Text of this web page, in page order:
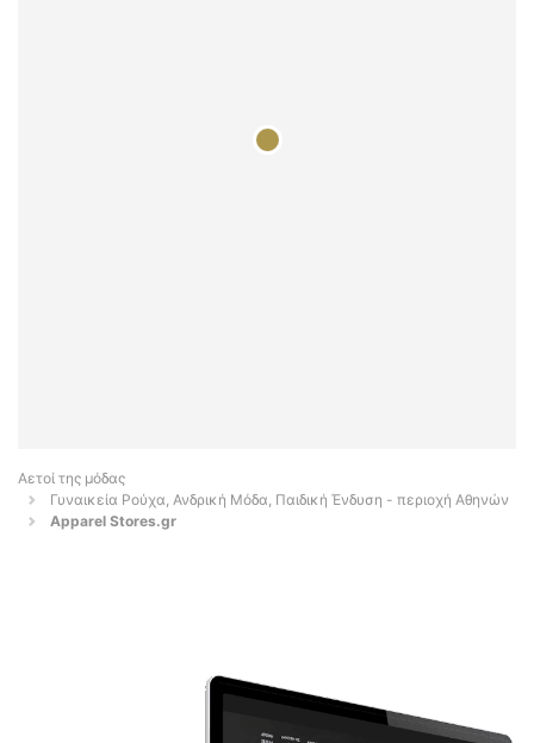
Αετοί της μόδας
Γυναικεία Ρούχα, Ανδρική Μόδα, Παιδική Ένδυση - περιοχή Αθηνών
Apparel Stores.gr